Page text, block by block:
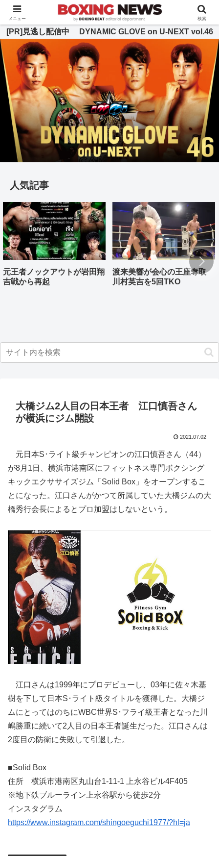
BOXING BEAT [ボクシング・ビート] 公式サイト
[PR]見逃し配信中 DYNAMIC GLOVE on U-NEXT vol.46
人気記事
元王者ノックアウトが岩田翔
吉戦から再起
渡来美響が会心の王座奪取
川村英吉を5回TKO
大橋ジム2人目の日本王者 江口慎吾さん
が横浜にジム開設
2021.07.02
元日本S･ライト級チャンピオンの江口慎吾さん（44）
が8月1日、横浜市港南区にフィットネス専門ボクシング
キックエクササイズジム「Solid Box」をオープンするこ
とになった。江口さんがかつて所属していた大橋ジムの大
橋秀行会長によるとプロ加盟はしないという。
江口さんは1999年にプロデビューし、03年に佐々木基
樹を下して日本S･ライト級タイトルを獲得した。大橋ジ
ムにとってはのちにWBC世界S･フライ級王者となった川
嶋勝重に続いて2人目の日本王者誕生だった。江口さんは
2度目の防衛に失敗して引退した。
■Solid Box
住所 横浜市港南区丸山台1-11-1 上永谷ビル4F405
※地下鉄ブルーライン上永谷駅から徒歩2分
インスタグラム
https://www.instagram.com/shingoeguchi1977/?hl=ja
メニュー 検索